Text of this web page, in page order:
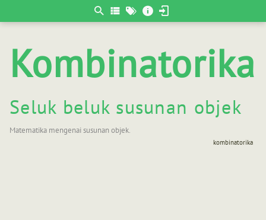
Kombinatorika
Seluk beluk susunan objek
Matematika mengenai susunan objek.
kombinatorika
matematis